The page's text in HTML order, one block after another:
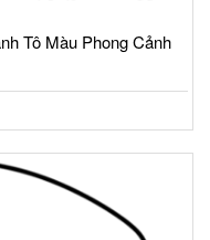
Tô Màu Phong Cảnh